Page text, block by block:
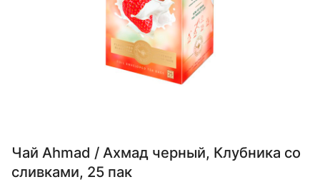
Чай Ahmad / Ахмад черный, Клубника со
сливками, 25 пак